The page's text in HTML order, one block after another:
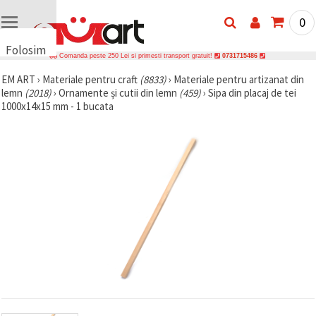
Folosim
uri
🍪 Folosim
cookie-uri
0
Comanda peste 250 Lei si primesti transport gratuit! 0731715486
EM ART › Materiale pentru craft (8833)› Materiale pentru artizanat din
lemn (2018)› Ornamente și cutii din lemn (459)› Sipa din placaj de tei
1000x14x15 mm - 1 bucata